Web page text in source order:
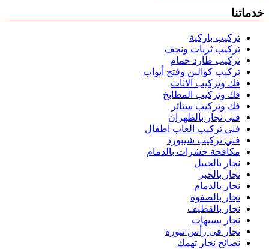
خدماتنا
تركيب باركية
تركيب ثريات ونجف
تركيب طارد حمام
تركيب كوالين وفتح أبواب
فك وتركيب الاثاث
فك وتركيب المطابخ
فك وتركيب ستائر
فنى نجار بالظهران
فني تركيب العاب اطفال
فني تركيب شيبورد
مكافحة حشرات بالدمام
نجار بالجبيل
نجار بالخبر
نجار بالدمام
نجار بالصفوة
نجار بالقطيف
نجار بسيهات
نجار فى رأس تنورة
نصائح نجار تهمك